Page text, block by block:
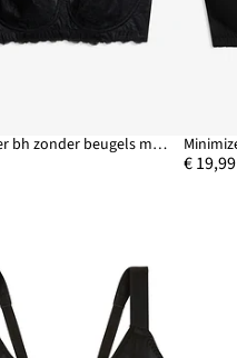
Minimizer bh zonder beugels met gewatteerde bandjes
€ 19,99